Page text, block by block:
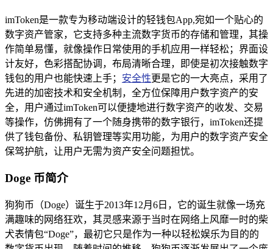
imToken是一款专为移动端设计的轻钱包App,宛如一个贴心的
数字资产管家，它支持多种主流数字货币的存储和管理，其操
作简单易懂，就像操作日常使用的手机应用一样轻松；界面设
计友好，色彩搭配协调，布局清晰合理，即使是初次接触数字
钱包的用户也能快速上手； 安全性更是它的一大亮点，采用了
先进的加密技术和安全机制，全方位保障用户数字资产的安
全，用户通过imToken可以便捷地进行数字资产的收发、交易
等操作，仿佛拥有了一个随身携带的数字银行，imToken还提
供了钱包备份、私钥管理等实用功能，为用户的数字资产安全
保驾护航，让用户无需为资产安全问题担忧。
Doge 币简介
狗狗币（Doge）诞生于2013年12月6日，它的诞生就像一场充
满趣味的网络狂欢，其灵感来源于当时在网络上风靡一时的柴
犬表情包“Doge”，最初它只是作为一种以轻松娱乐为目的的